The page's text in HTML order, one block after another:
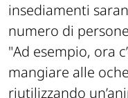
insediamenti
numero di
"Ad esempio, ora
mangiare alle
riutilizzando